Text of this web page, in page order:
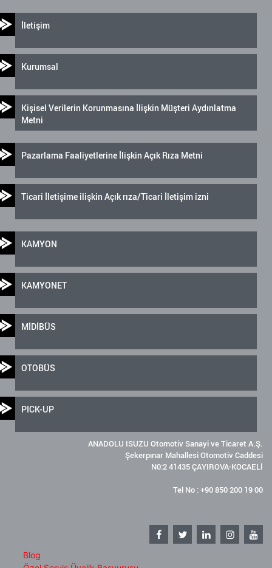
İletişim
Kurumsal
Kişisel Verilerin Korunmasına İlişkin Müşteri Aydınlatma
Metni
Pazarlama Faaliyetlerine İlişkin Açık Rıza Metni
Ticari İletişime ilişkin Açık rıza/Ticari İletişim izni
KAMYON
KAMYONET
MİDİBÜS
OTOBÜS
PICK-UP
ANADOLU ISUZU Otomotiv Sanayi ve Ticaret A.Ş.
Şekerpınar Mahallesi Otomotiv Caddesi
N0:2 41435 ÇAYIROVA-KOCAELİ
Tel No : +90 850 200 19 00
Blog